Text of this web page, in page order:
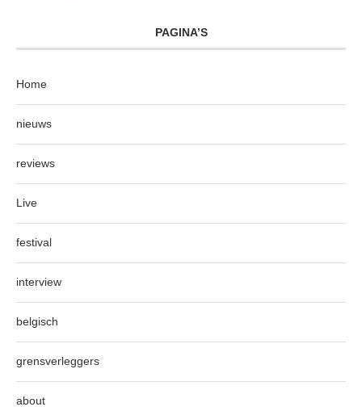
PAGINA’S
Home
nieuws
reviews
Live
festival
interview
belgisch
grensverleggers
about